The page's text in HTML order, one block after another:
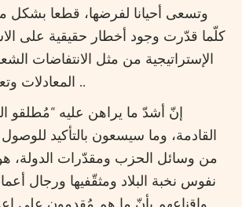
وتسعى أحيانا لفرضها، قطعا بشكل
كلّما قدّرت وجود أخطار حقيقية على
الإستراتيجية من مثل الانتفاضات
المعادلات وتعيد رسم الخرائط ..
إنّ أشدّ ما يراهن عليه “مُطلقو
القادمة، وما سيسعون بالتأكيد للوصول
من وسائل الحزب ومقدّرات الدولة،
نفوس نخبة البلاد ومثقّفيها ورجال